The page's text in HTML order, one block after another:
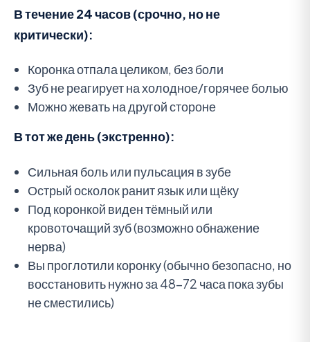
В течение 24 часов (срочно, но не
критически):
Коронка отпала целиком, без боли
Зуб не реагирует на холодное/горячее болью
Можно жевать на другой стороне
В тот же день (экстренно):
Сильная боль или пульсация в зубе
Острый осколок ранит язык или щёку
Под коронкой виден тёмный или
кровоточащий зуб (возможно обнажение
нерва)
Вы проглотили коронку (обычно безопасно, но
восстановить нужно за 48-72 часа пока зубы
не сместились)